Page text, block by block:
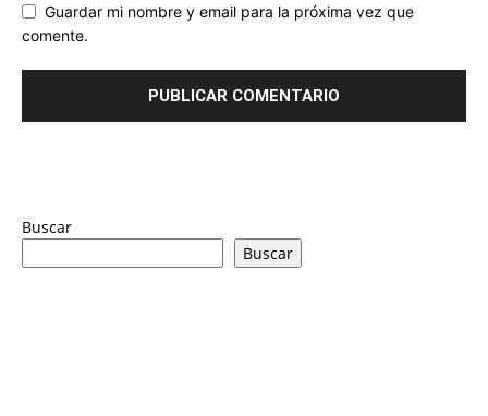
Guardar mi nombre y email para la próxima vez que
comente.
Buscar
Buscar